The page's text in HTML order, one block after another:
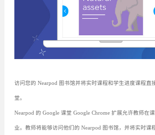
访问您的 Nearpod 图书馆并将实时课程和学生进度课程直
堂。
Nearpod 的 Google 课堂 Google Chrome 扩展允许教师在
业。教师将能够访问他们的 Nearpod 图书馆，并将实时课